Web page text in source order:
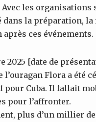
les organisations
dans la préparation, la
ces événements.
2025 [date de
Flora a été
pour Cuba. Il fallait
pour l’affronter.
plus d’un millier